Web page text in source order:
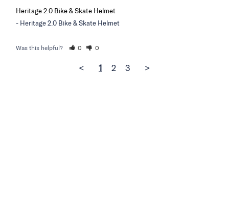
Heritage 2.0 Bike & Skate Helmet
Heritage 2.0 Bike & Skate Helmet
Was this helpful? 0 0
< 1 2 3 >